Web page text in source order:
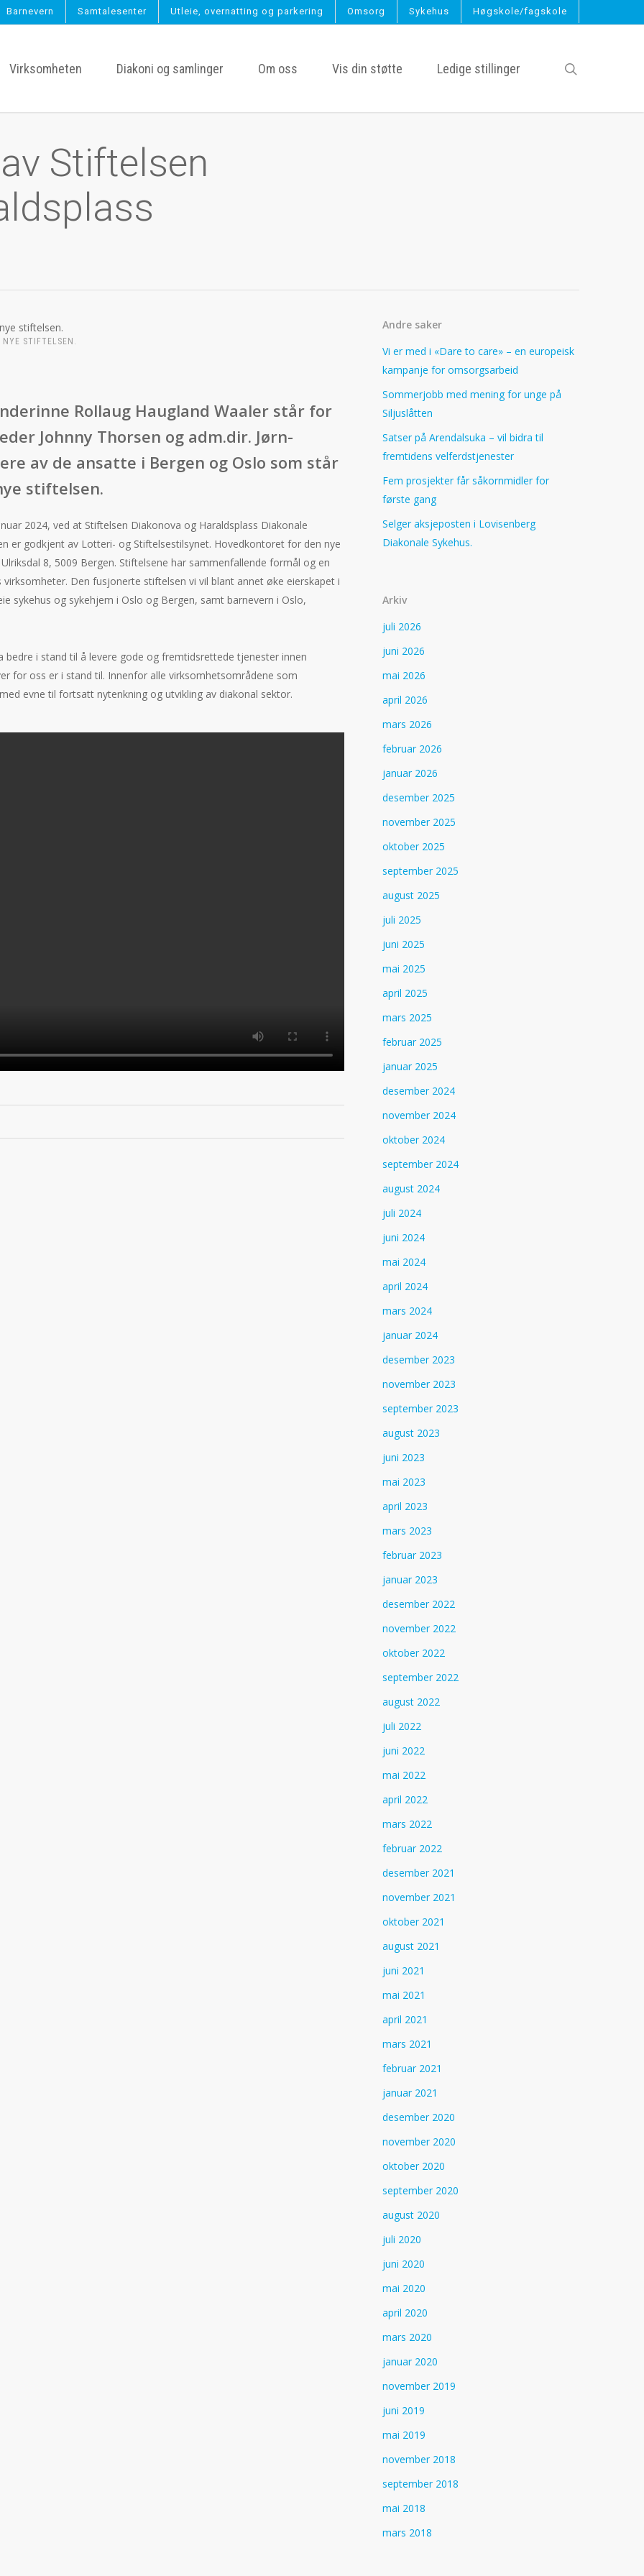
Barnevern Samtalesenter Utleie, overnatting og parkering Omsorg Sykehus Høgskole/fagskole
Virksomheten Diakoni og samlinger Om oss Vis din støtte Ledige stillinger
Stiftelsen
STIFTELSEN.
Rollaug Haugland Waaler står for
Johnny Thorsen og adm.dir. Jørn-
av de ansatte i Bergen og Oslo som står
stiftelsen.
2024, ved at Stiftelsen Diakonova og Haraldsplass Diakonale
er godkjent av Lotteri- og Stiftelsestilsynet. Hovedkontoret for den nye
8, 5009 Bergen. Stiftelsene har sammenfallende formål og en
Den fusjonerte stiftelsen vi vil blant annet øke eierskapet i
sykehus og sykehjem i Oslo og Bergen, samt barnevern i Oslo,
i stand til å levere gode og fremtidsrettede tjenester innen
for oss er i stand til. Innenfor alle virksomhetsområdene som
evne til fortsatt nytenkning og utvikling av diakonal sektor.
Andre saker
Vi er med i «Dare to care» – en europeisk
kampanje for omsorgsarbeid
Sommerjobb med mening for unge på
Siljuslåtten
Satser på Arendalsuka – vil bidra til
fremtidens velferdstjenester
Fem prosjekter får såkornmidler for
første gang
Selger aksjeposten i Lovisenberg
Diakonale Sykehus.
Arkiv
juli 2026
juni 2026
mai 2026
april 2026
mars 2026
februar 2026
januar 2026
desember 2025
november 2025
oktober 2025
september 2025
august 2025
juli 2025
juni 2025
mai 2025
april 2025
mars 2025
februar 2025
januar 2025
desember 2024
november 2024
oktober 2024
september 2024
august 2024
juli 2024
juni 2024
mai 2024
april 2024
mars 2024
januar 2024
desember 2023
november 2023
september 2023
august 2023
juni 2023
mai 2023
april 2023
mars 2023
februar 2023
januar 2023
desember 2022
november 2022
oktober 2022
september 2022
august 2022
juli 2022
juni 2022
mai 2022
april 2022
mars 2022
februar 2022
desember 2021
november 2021
oktober 2021
august 2021
juni 2021
mai 2021
april 2021
mars 2021
februar 2021
januar 2021
desember 2020
november 2020
oktober 2020
september 2020
august 2020
juli 2020
juni 2020
mai 2020
april 2020
mars 2020
januar 2020
november 2019
juni 2019
mai 2019
november 2018
september 2018
mai 2018
mars 2018